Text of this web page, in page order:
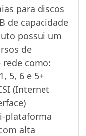
para discos
de capacidade
possui um
de
rede como:
5, 6 e 5+
(Internet
plataforma
alta